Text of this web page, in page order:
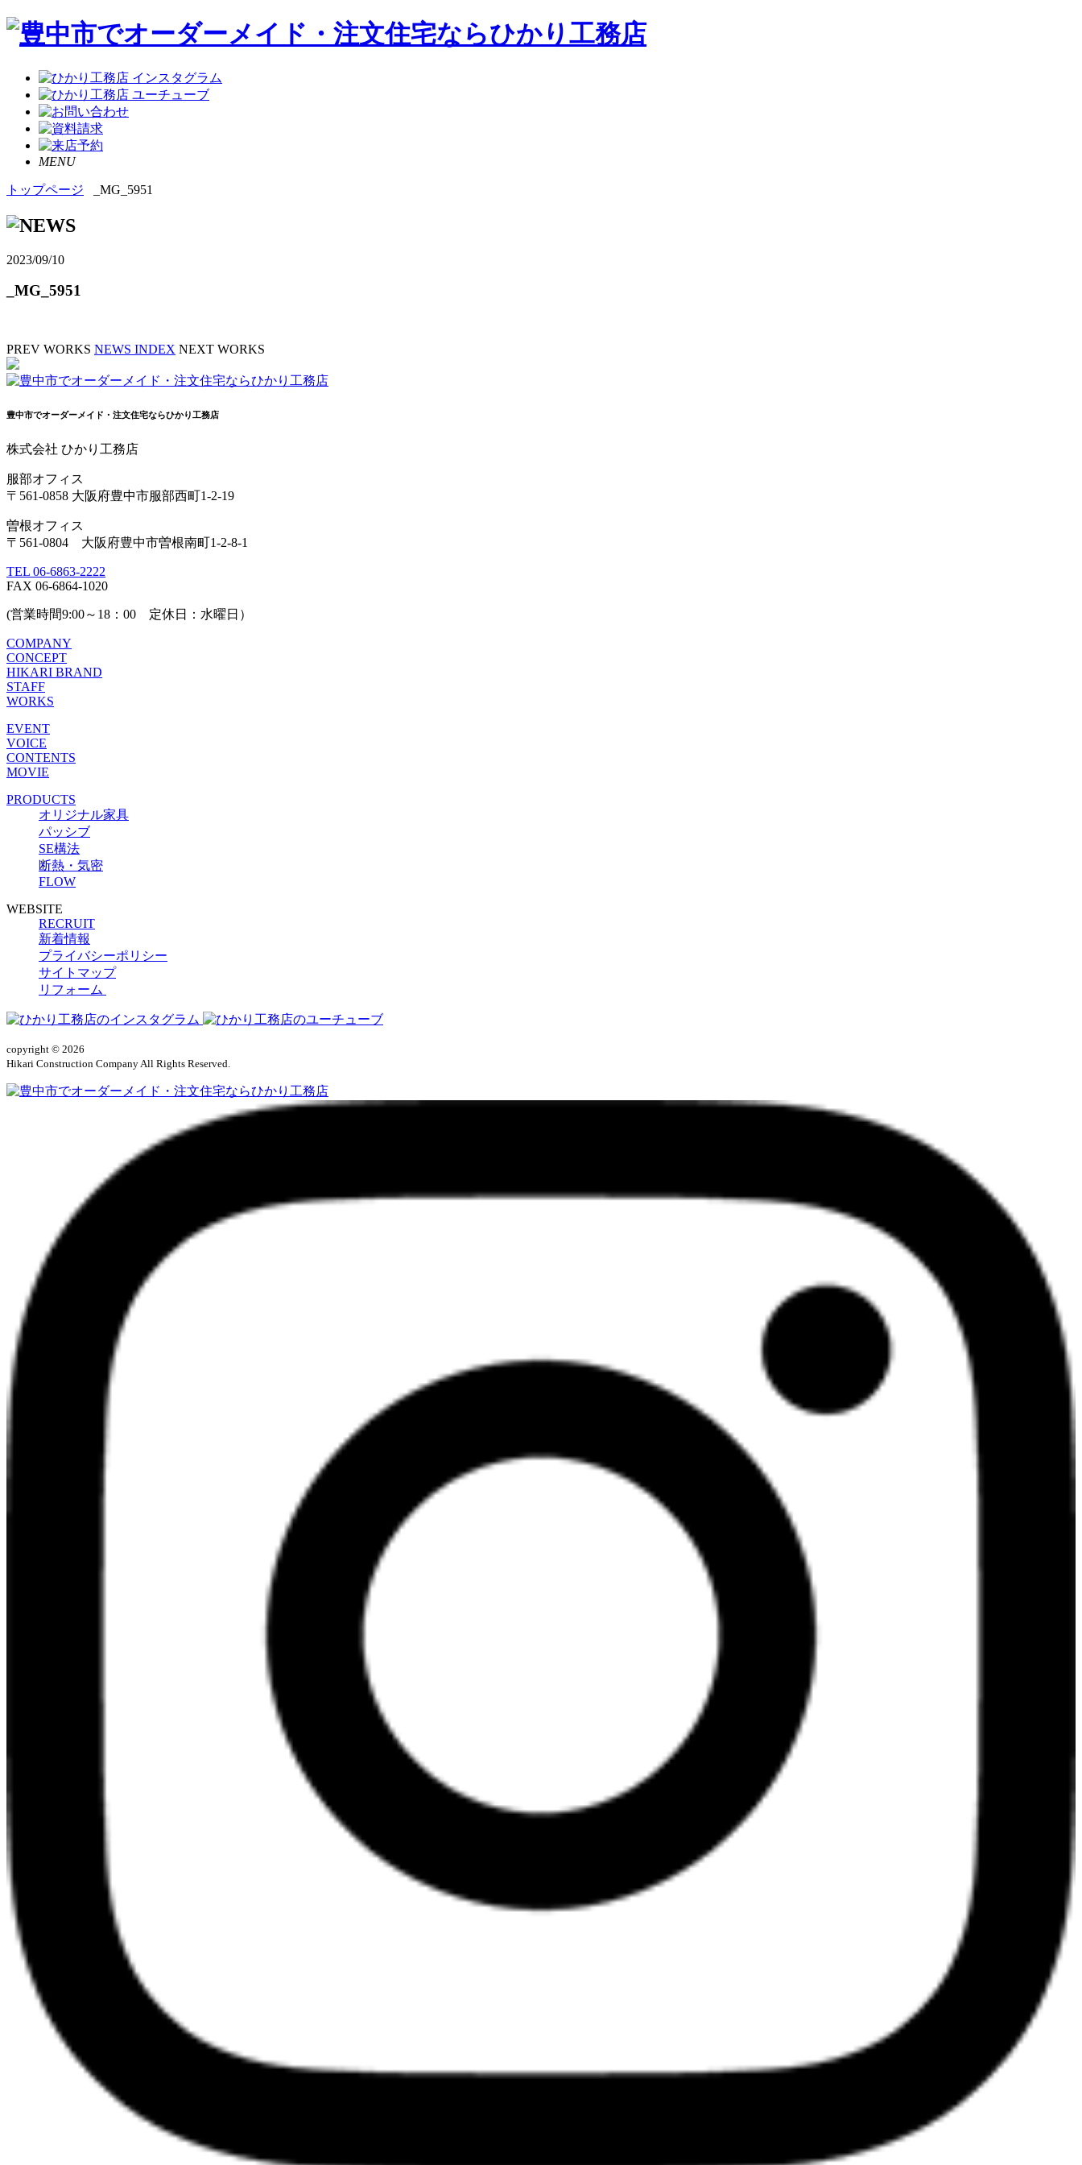
MENU
トップページ _MG_5951
2023/09/10
_MG_5951
PREV WORKS NEWS INDEX NEXT WORKS
豊中市でオーダーメイド・注文住宅ならひかり工務店
株式会社 ひかり工務店
服部オフィス
〒561-0858 大阪府豊中市服部西町1-2-19
曽根オフィス
〒561-0804 大阪府豊中市曽根南町1-2-8-1
TEL 06-6863-2222
FAX 06-6864-1020
(営業時間9:00～18：00 定休日：水曜日）
COMPANY
CONCEPT
HIKARI BRAND
STAFF
WORKS
EVENT
VOICE
CONTENTS
MOVIE
PRODUCTS
オリジナル家具
パッシブ
SE構法
断熱・気密
FLOW
WEBSITE
RECRUIT
新着情報
プライバシーポリシー
サイトマップ
リフォーム
copyright © 2026
Hikari Construction Company All Rights Reserved.